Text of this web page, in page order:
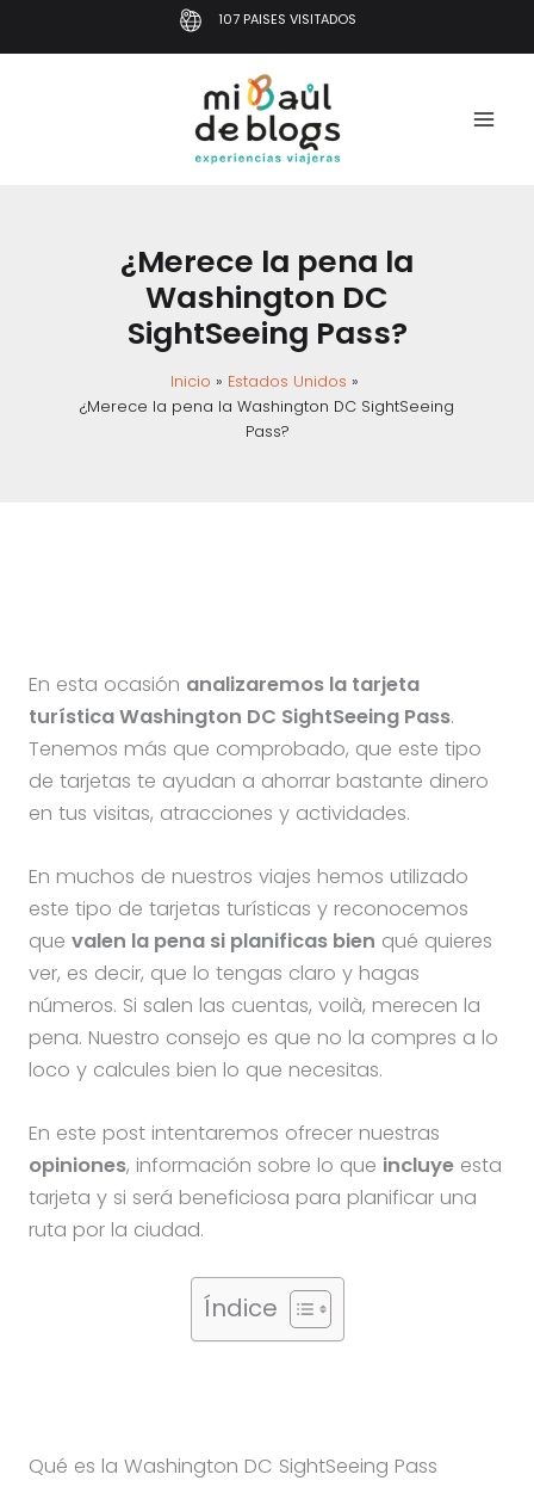
al
107 PAISES VISITADOS
¿Merece la pena la
Washington DC
SightSeeing Pass?
Inicio
Estados Unidos
¿Merece la pena la Washington DC SightSeeing
Pass?
En esta ocasión analizaremos la tarjeta
turística Washington DC SightSeeing Pass.
Tenemos más que comprobado, que este tipo
de tarjetas te ayudan a ahorrar bastante dinero
en tus visitas, atracciones y actividades.
En muchos de nuestros viajes hemos utilizado
este tipo de tarjetas turísticas y reconocemos
que valen la pena si planificas bien qué quieres
ver, es decir, que lo tengas claro y hagas
números. Si salen las cuentas, voilà, merecen la
pena. Nuestro consejo es que no la compres a lo
loco y calcules bien lo que necesitas.
En este post intentaremos ofrecer nuestras
opiniones, información sobre lo que incluyeesta
tarjeta y si será beneficiosa para planificar una
ruta por la ciudad.
Índice
Qué es la Washington DC SightSeeing Pass